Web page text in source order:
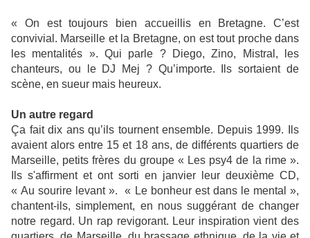
« On est toujours bien accueillis en Bretagne. C’est
convivial. Marseille et la Bretagne, on est tout proche dans
les mentalités ». Qui parle ? Diego, Zino, Mistral, les
chanteurs, ou le DJ Mej ? Qu’importe. Ils sortaient de
scène, en sueur mais heureux.
Un autre regard
Ça fait dix ans qu’ils tournent ensemble. Depuis 1999. Ils
avaient alors entre 15 et 18 ans, de différents quartiers de
Marseille, petits frères du groupe « Les psy4 de la rime ».
Ils s'affirment et ont sorti en janvier leur deuxième CD,
« Au sourire levant ».
« Le bonheur est dans le mental »,
chantent-ils, simplement, en nous suggérant de changer
notre regard. Un rap revigorant. Leur inspiration vient des